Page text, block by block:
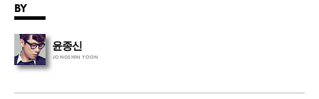
BY
윤종신
JONGSHIN YOON